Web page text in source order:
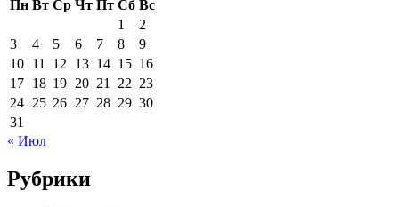
Пн Вт Ср Чт Пт Сб Вс
1
2
3
4 5 6 7 8
9
10 11 12 13 14 15 16
17 18 19 20 21 22 23
24 25 26 27 28 29 30
31
« Июл
Рубрики